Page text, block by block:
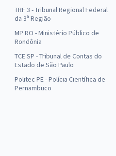
TRF 3 - Tribunal Regional Federal
da 3ª Região
MP RO - Ministério Público de
Rondônia
TCE SP - Tribunal de Contas do
Estado de São Paulo
Politec PE - Polícia Científica de
Pernambuco